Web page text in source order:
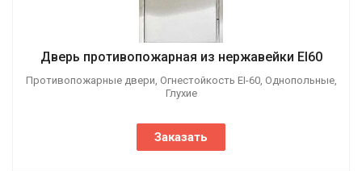
Дверь противопожарная из нержавейки EI60
Противопожарные двери, Огнестойкость EI-60, Однопольные,
Глухие
Заказать